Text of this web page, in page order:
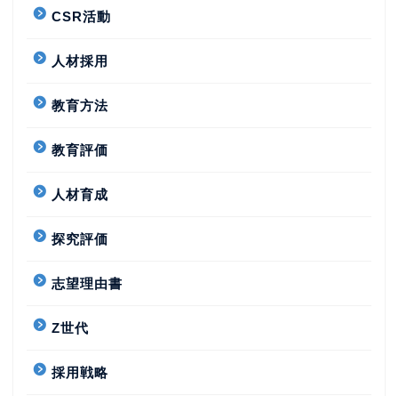
CSR活動
人材採用
教育方法
教育評価
人材育成
探究評価
志望理由書
Z世代
採用戦略